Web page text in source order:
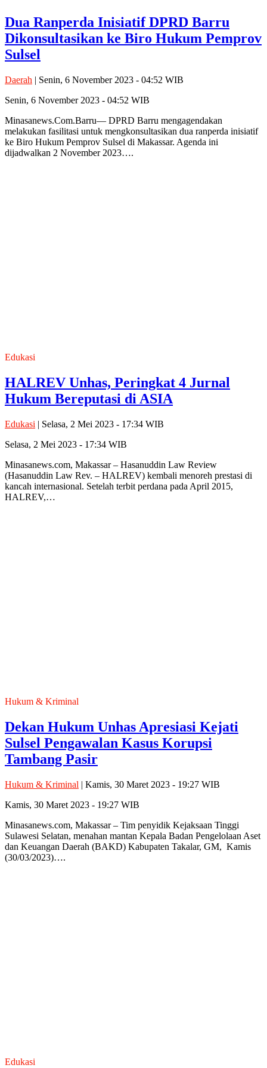
Dua Ranperda Inisiatif DPRD Barru
Dikonsultasikan ke Biro Hukum Pemprov
Sulsel
Daerah | Senin, 6 November 2023 - 04:52 WIB
Senin, 6 November 2023 - 04:52 WIB
Minasanews.Com.Barru— DPRD Barru mengagendakan
melakukan fasilitasi untuk mengkonsultasikan dua ranperda inisiatif
ke Biro Hukum Pemprov Sulsel di Makassar. Agenda ini
dijadwalkan 2 November 2023….
Edukasi
HALREV Unhas, Peringkat 4 Jurnal
Hukum Bereputasi di ASIA
Edukasi | Selasa, 2 Mei 2023 - 17:34 WIB
Selasa, 2 Mei 2023 - 17:34 WIB
Minasanews.com, Makassar – Hasanuddin Law Review
(Hasanuddin Law Rev. – HALREV) kembali menoreh prestasi di
kancah internasional. Setelah terbit perdana pada April 2015,
HALREV,…
Hukum & Kriminal
Dekan Hukum Unhas Apresiasi Kejati
Sulsel Pengawalan Kasus Korupsi
Tambang Pasir
Hukum & Kriminal | Kamis, 30 Maret 2023 - 19:27 WIB
Kamis, 30 Maret 2023 - 19:27 WIB
Minasanews.com, Makassar – Tim penyidik Kejaksaan Tinggi
Sulawesi Selatan, menahan mantan Kepala Badan Pengelolaan Aset
dan Keuangan Daerah (BAKD) Kabupaten Takalar, GM, Kamis
(30/03/2023)….
Edukasi